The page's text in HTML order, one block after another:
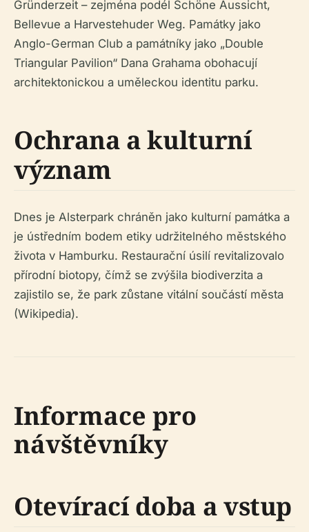
Gründerzeit – zejména podél Schöne Aussicht,
Bellevue a Harvestehuder Weg. Památky jako
Anglo-German Club a památníky jako „Double
Triangular Pavilion“ Dana Grahama obohacují
architektonickou a uměleckou identitu parku.
Ochrana a kulturní
význam
Dnes je Alsterpark chráněn jako kulturní památka a
je ústředním bodem etiky udržitelného městského
života v Hamburku. Restaurační úsilí revitalizovalo
přírodní biotopy, čímž se zvýšila biodiverzita a
zajistilo se, že park zůstane vitální součástí města
(Wikipedia).
Informace pro
návštěvníky
Otevírací doba a vstup